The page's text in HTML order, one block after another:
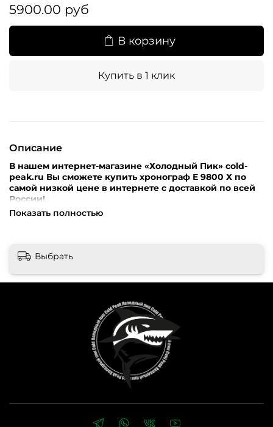
5900.00 руб
В корзину
Купить в 1 клик
Описание
В нашем интернет-магазине «Холодный Пик» cold-
peak.ru Вы сможете купить хронограф Е 9800 Х по
самой низкой цене в интернете с доставкой по всей
России!
Внимание! Перед оформлением заказа убедительная
48 либо по e-mail: cold-peak@mail.ru
«Холодный Пик» cold-peak.ru
Показать полностью
Выбрать